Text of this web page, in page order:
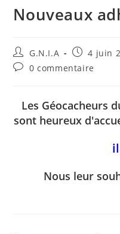
Nouveaux
G.N.I.A 4 juin
0 commentaire
Les Géocacheurs
sont heureux
Nous leur